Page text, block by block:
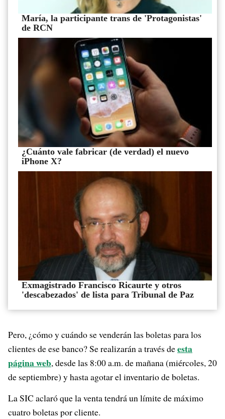
María, la participante trans de 'Protagonistas'
de RCN
¿Cuánto vale fabricar (de verdad) el nuevo
iPhone X?
Exmagistrado Francisco Ricaurte y otros
'descabezados' de lista para Tribunal de Paz
Pero, ¿cómo y cuándo se venderán las boletas para los
clientes de ese banco? Se realizarán a través deesta
página web, desde las 8:00 a.m. de mañana (miércoles, 20
de septiembre) y hasta agotar el inventario de boletas.
La SIC aclaró que la venta tendrá un límite de máximo
cuatro boletas por cliente.